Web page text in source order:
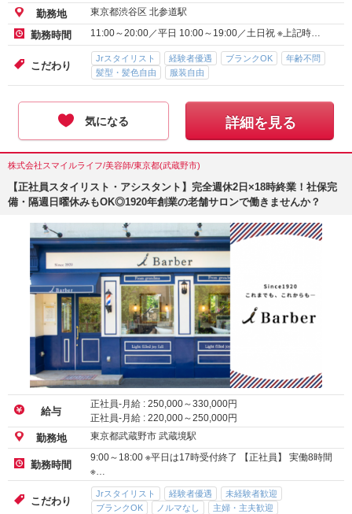
勤務地 東京都渋谷区 北参道駅
勤務時間 11:00～20:00／平日 10:00～19:00／土日祝 ※上記時…
こだわり
Jrスタイリスト 経験者優遇 ブランクOK
年齢不問
髪型・髪色自由
服装自由
気になる 詳細を見る
株式会社スマイルライフ/美容師/東京都(武蔵野市)
【正社員スタイリスト・アシスタント】完全週休2日×18時終業！社保完
備・隔週日曜休みもOK◎1920年創業の老舗サロンで働きませんか？
給与
正社員-月給 : 250,000～330,000円
正社員-月給 : 220,000～250,000円
勤務地 東京都武蔵野市 武蔵境駅
勤務時間
9:00～18:00 ※平日は17時受付終了 【正社員】 実働8時間
※…
こだわり
Jrスタイリスト 経験者優遇
未経験者歓迎
ブランクOK
ノルマなし 主婦・主夫歓迎